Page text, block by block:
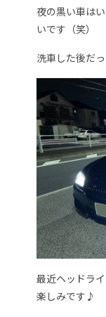
夜の黒い車は
いです（笑）
洗車した後だ
最近ヘッドラ
楽しみです♪